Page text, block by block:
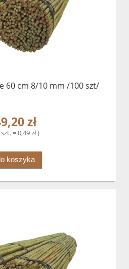
60 cm 8/10 mm /100 szt/
zł
= 0,49 zł )
koszyka